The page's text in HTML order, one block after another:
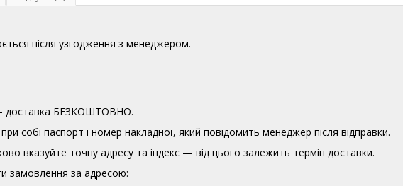
після узгодження з менеджером.
доставка БЕЗКОШТОВНО.
собі паспорт і номер накладної, який повідомить менеджер після відправки.
вказуйте точну адресу та індекс — від цього залежить термін доставки.
замовлення за адресою: